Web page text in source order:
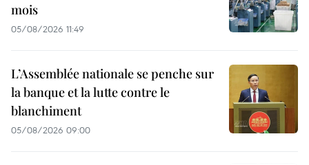
mois
05/08/2026 11:49
L’Assemblée nationale se penche sur
la banque et la lutte contre le
blanchiment
05/08/2026 09:00